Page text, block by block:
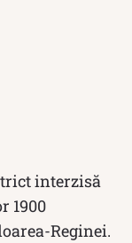
interzisă
1900
Reginei.